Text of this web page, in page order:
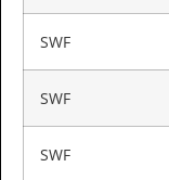
SWF
SWF
SWF